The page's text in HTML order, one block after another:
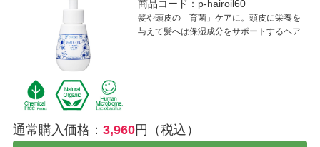
商品コード：p-hairoil60
髪や頭皮の「育菌」ケアに。頭皮に栄養を
与えて髪へは保湿成分をサポートするヘア...
通常購入価格： 3,960円（税込）